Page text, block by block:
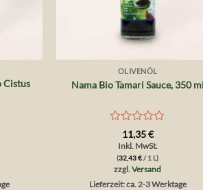
Cistus
OLIVENÖL
Nama Bio Tamari Sauce, 350
Bewertet
mit
von
5
11,35€
Inkl. MwSt.
(32,43€/ 1 L)
zzgl.Versand
Lieferzeit: ca. 2-3 Werktage